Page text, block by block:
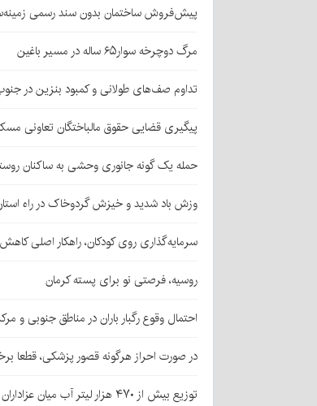
پیش‌فروش ساختمان بدون سند رسمی
مرگ دوچرخه سوار۶۵ ساله در مسیر باغین
تداوم صف‌های طولانی و کمبود بنزین در
پیگیری قضایی حقوق مالباختگان تعاونی
حمله یک گونه جانوری وحشی به ساکنان روستای
وزش باد شدید و خیزش گردوخاک در راه
سرمایه‌گذاری روی کودکان، راهکار اصلی
روسیه، فرصتی نو برای پسته کرمان
احتمال وقوع رگبار باران در مناطق جنوبی و
در صورت احراز هرگونه قصور پزشکی، قطعا
توزیع بیش از ۴۷۰ هزار لیتر آب میان عزاداران جامانده اربعین در کرمان